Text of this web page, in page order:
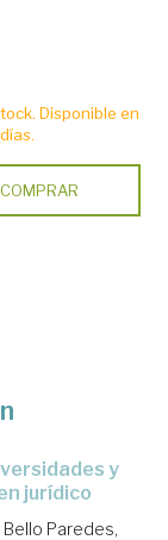
Disponible en
COMPRAR
jurídico
Bello Paredes,